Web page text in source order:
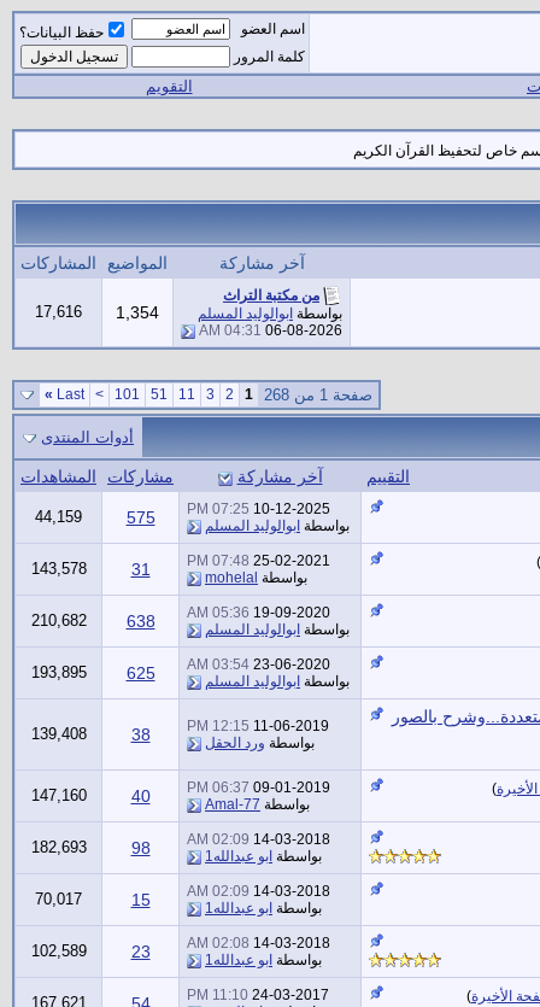
اسم العضو
حفظ البيانات؟
كلمة المرور
التقويم
خاص لتحفيظ القرآن الكريم
آخر مشاركة المواضيع المشاركات
من مكتبة التراث
بواسطة ابوالوليد المسلم
06-08-2026
04:31 AM
1,354
17,616
صفحة 1 من 268 1
2
3
11
51
101
>
Last
»
أدوات المنتدى
التقييم آخر مشاركة مشاركات المشاهدات
10-12-2025
07:25 PM
بواسطة ابوالوليد المسلم 575
44,159
)
25-02-2021
07:48 PM
بواسطة mohelal
31
143,578
19-09-2020
05:36 AM
بواسطة ابوالوليد المسلم 638
210,682
23-06-2020
03:54 AM
بواسطة ابوالوليد المسلم 625
193,895
بالصور 11-06-2019
12:15 PM
بواسطة ورد الحقل 38
139,408
)
09-01-2019
06:37 PM
بواسطة Amal-77
40
147,160
14-03-2018
02:09 AM
بواسطة ابو عبدالله1 98
182,693
14-03-2018
02:09 AM
بواسطة ابو عبدالله1 15
70,017
14-03-2018
02:08 AM
بواسطة ابو عبدالله1 23
102,589
الأخيرة)
24-03-2017
11:10 PM
167,621